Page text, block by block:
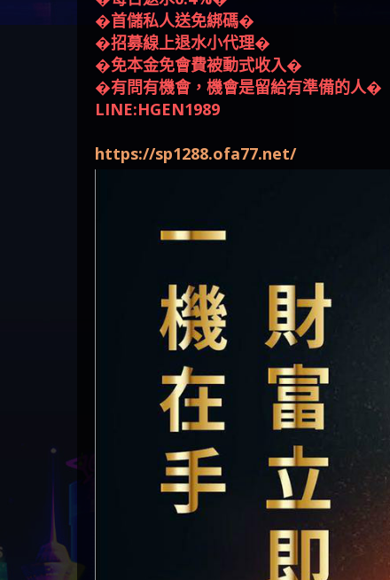
你如何規避詐騙陷阱
詐騙的錢怎麼辦 本文教你如
何拿回被騙資金
嗎 【KnTop】KnTop無法出金 被
KnTop詐騙的錢一招拿回
專案是詐騙嗎 機台運算專案
是不是詐騙 機台運算專案是
真的嗎 被機台運算專案詐騙
的錢怎麼辦 本文教你如何拿
回被騙資金
金賴zg369】Hoyabit是詐騙嗎
Hoyabit是不是詐騙 Hoyabit是真
的嗎 被HoyabitHoyabit詐騙的錢
怎麼辦 本文教你如何拿回被
騙資金
詐騙持續收割國人中【免費
討回資金賴zg369】KS.M多元化
行銷是詐騙嗎 KS.M多元化行
銷是不是詐騙 KS.M多元化行
銷是真的嗎 被KS.M多元化行
銷詐騙的錢怎麼辦 本文教你
如何拿回被騙資金
【其他問題】免費追回賴
「zg369」深度解析野原家
Family & Love如何詐騙 野原家
Family & Love是不是詐騙 野原家
Family & Love是真的嗎 野原家
Family & Love是詐騙嗎 165多次
通報野原家 Family & Love是詐騙
平台 請遠離
【其他問題】元盈橋詐騙持
續收割國人中【免費討回資
金賴zg369】元盈橋是詐騙嗎
元盈橋是不是詐騙 元盈橋是
真的嗎 被元盈橋詐騙的錢怎
麼辦 本文教你如何拿回被騙
資金
【其他問題】被騙追回賴
【zg369】M.L.Edge利用新型詐
騙手法欺詐群眾 M.L.Edge是真
的嗎 M.L.Edge是不是詐騙
M.L.Edge是詐騙嗎 【M.L.Edge】
M.L.Edge無法出金 被M.L.Edge詐
【其他問題】 Robinhood詐騙
持續收割國人中【免費討回
資金賴zg369】Robinhood是詐騙
嗎 Robinhood是不是詐騙
Robinhood是真的嗎 被Robinhood
【其他問題】FLTO詐騙持續收
割國人中【免費討回資金賴
zg369】FLTO是詐騙嗎 FLTO是不
是詐騙 FLTO是真的嗎 被FLTO詐
【其他問題】 遇詐騙求救賴
【zg369】八旬老翁被ALYWS詐
騙家破人亡 ALYWS是真的嗎
群組暗椿
【其他問題】 一招教你揭秘
新型詐騙手法 （受害者免費
當是詐騙嗎 六旬老婦深信當
平台
【
在
【
�群組專人免費報牌�
�每日返水0.4%�
�首儲私人送免綁碼�
�招募線上退水小代理�
�免本金免會費被動式收入�
LINE:HGEN1989